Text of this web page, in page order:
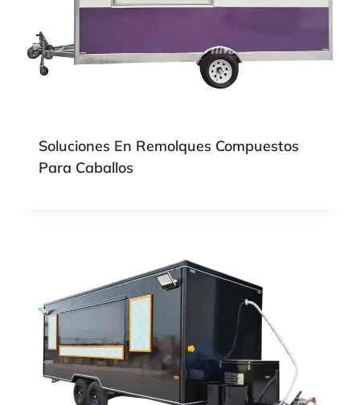
Soluciones En Remolques Compuestos
Para Caballos